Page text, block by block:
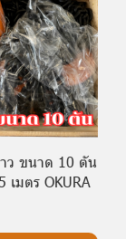
ว ขนาด 10 ตัน
เมตร OKURA